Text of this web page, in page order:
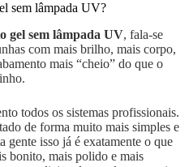
sem lâmpada UV?
gel sem lâmpada UV, fala-se
com mais brilho, mais corpo,
mais “cheio” do que o
todos os sistemas profissionais.
de forma muito mais simples e
gente isso já é exatamente o que
bonito, mais polido e mais